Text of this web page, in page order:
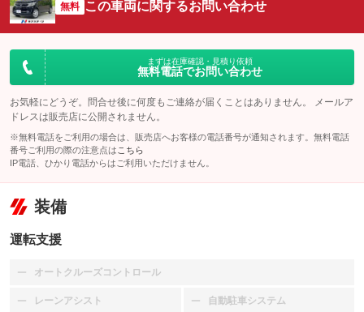
無料 この車両に関するお問い合わせ
まずは在庫確認・見積り依頼
無料電話でお問い合わせ
お気軽にどうぞ。問合せ後に何度もご連絡が届くことはありません。 メールア
ドレスは販売店に公開されません。
※無料電話をご利用の場合は、販売店へお客様の電話番号が通知されます。無料電話
番号ご利用の際の注意点は こちら
IP電話、ひかり電話からはご利用いただけません。
装備
運転支援
オートクルーズコントロール
：装備なし
レーンアシスト
：装備なし 自動駐車システム
：装備なし